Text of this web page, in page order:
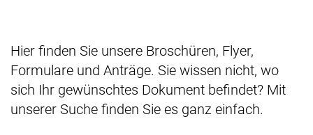
Hier finden Sie unsere Broschüren, Flyer,
Formulare und Anträge. Sie wissen nicht, wo
sich Ihr gewünschtes Dokument befindet? Mit
unserer Suche finden Sie es ganz einfach.